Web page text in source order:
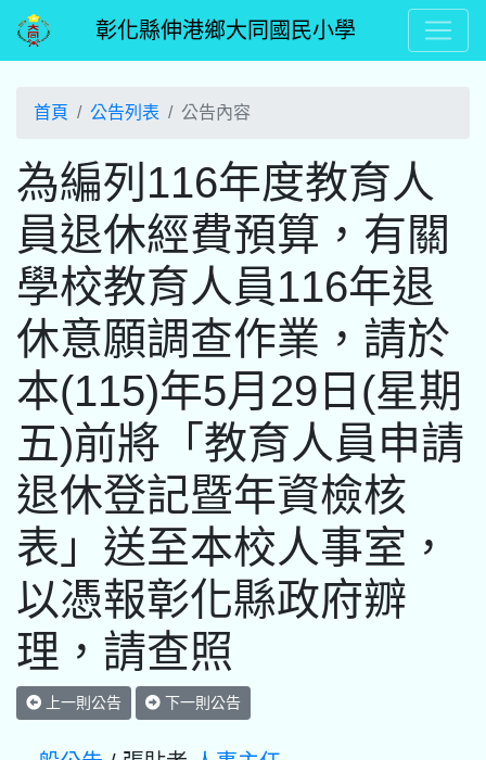
彰化縣伸港鄉大同國民小學
首頁 公告列表 公告內容
為編列116年度教育人
員退休經費預算，有關
學校教育人員116年退
休意願調查作業，請於
本(115)年5月29日(星期
五)前將「教育人員申請
退休登記暨年資檢核
表」送至本校人事室，
以憑報彰化縣政府辧
理，請查照
上一則公告 下一則公告